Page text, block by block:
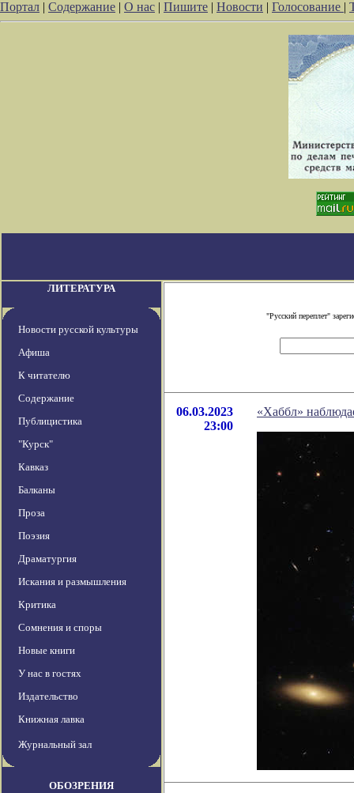
Портал | Содержание | О нас | Пишите | Новости | Голосование |
ЛИТЕРАТУРА
Новости русской культуры
Афиша
К читателю
Содержание
Публицистика
"Курск"
Кавказ
Балканы
Проза
Поэзия
Драматургия
Искания и размышления
Критика
Сомнения и споры
Новые книги
У нас в гостях
Издательство
Книжная лавка
Журнальный зал
ОБОЗРЕНИЯ
"Русский переплет"
06.03.2023
23:00
«Хаббл»